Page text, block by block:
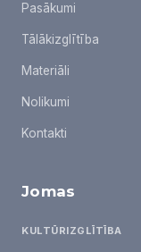
Pasākumi
Tālākizglītība
Materiāli
Nolikumi
Kontakti
Jomas
KULTŪRIZGLĪTĪBA